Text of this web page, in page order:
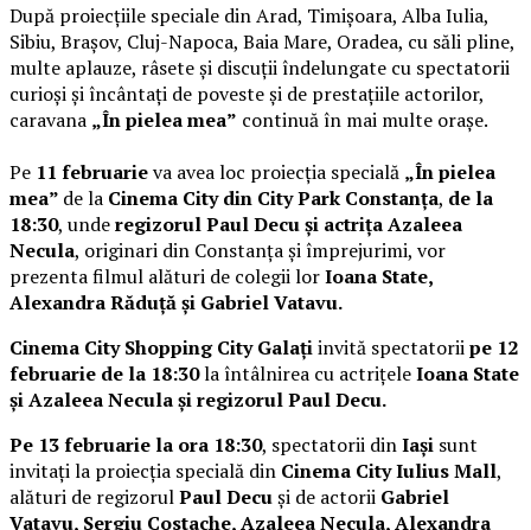
După proiecțiile speciale din Arad, Timișoara, Alba Iulia,
Sibiu, Brașov, Cluj-Napoca, Baia Mare, Oradea, cu săli pline,
multe aplauze, râsete și discuții îndelungate cu spectatorii
curioși și încântați de poveste și de prestațiile actorilor,
caravana „În pielea mea” continuă în mai multe orașe.
Pe 11 februarieva avea loc proiecția specială „În pielea
mea” de la Cinema City din City Park Constanța, de la
18:30, underegizorul Paul Decu și actrița Azaleea
Necula, originari din Constanța și împrejurimi, vor
prezenta filmul alături de colegii lorIoana State,
Alexandra Răduță și Gabriel Vatavu.
Cinema City Shopping City Galațiinvită spectatoriipe 12
februarie de la 18:30la întâlnirea cu actrițeleIoana State
și Azaleea Necula și regizorul Paul Decu.
Pe 13 februarie la ora 18:30, spectatorii dinIași sunt
invitați la proiecția specială din Cinema City Iulius Mall,
alături de regizorulPaul Decuși de actorii Gabriel
Vatavu, Sergiu Costache, Azaleea Necula, Alexandra